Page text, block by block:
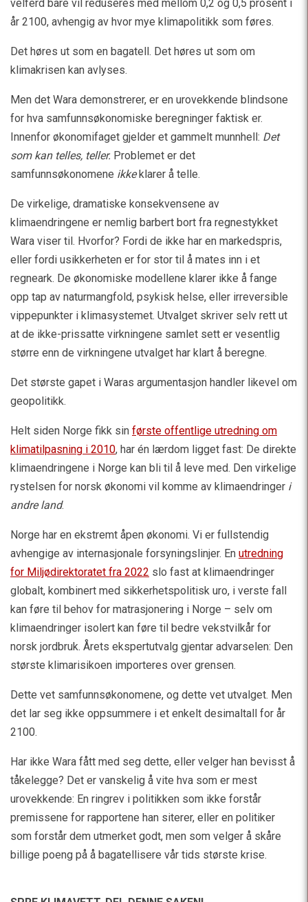
velferd bare vil reduseres med mellom 0,2 og 0,5 prosent i
år 2100, avhengig av hvor mye klimapolitikk som føres.
Det høres ut som en bagatell. Det høres ut som om
klimakrisen kan avlyses.
Men det Wara demonstrerer, er en urovekkende blindsone
for hva samfunnsøkonomiske beregninger faktisk er.
Innenfor økonomifaget gjelder et gammelt munnhell: Det
som kan telles, teller. Problemet er det
samfunnsøkonomene ikkeklarer å telle.
De virkelige, dramatiske konsekvensene av
klimaendringene er nemlig barbert bort fra regnestykket
Wara viser til. Hvorfor? Fordi de ikke har en markedspris,
eller fordi usikkerheten er for stor til å mates inn i et
regneark. De økonomiske modellene klarer ikke å fange
opp tap av naturmangfold, psykisk helse, eller irreversible
vippepunkter i klimasystemet. Utvalget skriver selv rett ut
at de ikke-prissatte virkningene samlet sett er vesentlig
større enn de virkningene utvalget har klart å beregne.
Det største gapet i Waras argumentasjon handler likevel om
geopolitikk.
Helt siden Norge fikk sin første offentlige utredning om
klimatilpasning i 2010, har én lærdom ligget fast: De direkte
klimaendringene i Norge kan bli til å leve med. Den virkelige
rystelsen for norsk økonomi vil komme av klimaendringer i
andre land.
Norge har en ekstremt åpen økonomi. Vi er fullstendig
avhengige av internasjonale forsyningslinjer. En utredning
for Miljødirektoratet fra 2022 slo fast at klimaendringer
globalt, kombinert med sikkerhetspolitisk uro, i verste fall
kan føre til behov for matrasjonering i Norge – selv om
klimaendringer isolert kan føre til bedre vekstvilkår for
norsk jordbruk. Årets ekspertutvalg gjentar advarselen: Den
største klimarisikoen importeres over grensen.
Dette vet samfunnsøkonomene, og dette vet utvalget. Men
det lar seg ikke oppsummere i et enkelt desimaltall for år
2100.
Har ikke Wara fått med seg dette, eller velger han bevisst å
tåkelegge? Det er vanskelig å vite hva som er mest
urovekkende: En ringrev i politikken som ikke forstår
premissene for rapportene han siterer, eller en politiker
som forstår dem utmerket godt, men som velger å skåre
billige poeng på å bagatellisere vår tids største krise.